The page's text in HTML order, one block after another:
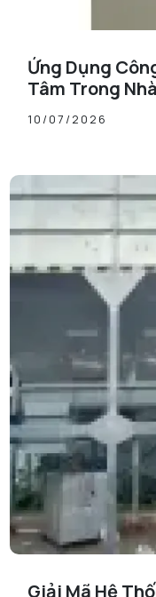
Ứng Dụng
Tâm Trong
10/07/2026
Giải Mã Hệ